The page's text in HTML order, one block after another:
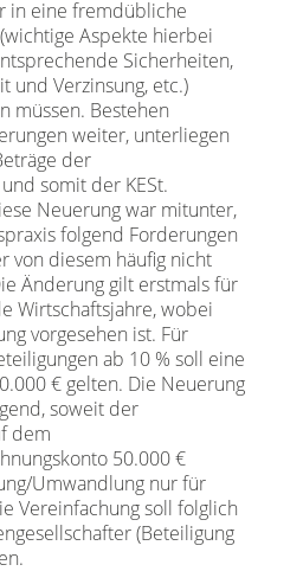
in eine fremdübliche
Aspekte hierbei
Sicherheiten,
und Verzinsung, etc.)
müssen. Bestehen
weiter, unterliegen
der
somit der KESt.
Neuerung war mitunter,
folgend Forderungen
von diesem häufig nicht
Änderung gilt erstmals für
Wirtschaftsjahre, wobei
vorgesehen ist. Für
ab 10 % soll eine
€ gelten. Die Neuerung
soweit der
dem
50.000 €
Umwandlung nur für
Vereinfachung soll folglich
(Beteiligung